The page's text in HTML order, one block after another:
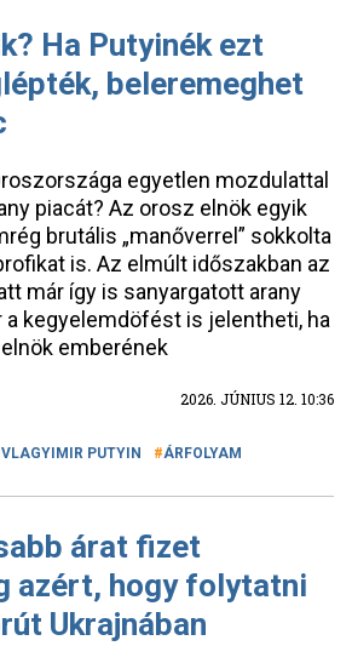
Ha Putyinék ezt
beleremeghet
egyetlen mozdulattal
piacát? Az orosz elnök egyik
brutális „manőverrel” sokkolta
is. Az elmúlt időszakban az
már így is sanyargatott arany
a kegyelemdöfést is jelentheti, ha
emberének
2026. JÚNIUS 12. 10:36
VLAGYIMIR PUTYIN ÁRFOLYAM
árat fizet
azért, hogy folytatni
Ukrajnában